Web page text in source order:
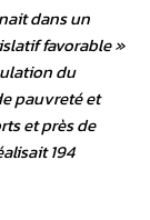
dans un
favorable »
du
pauvreté et
et près de
194